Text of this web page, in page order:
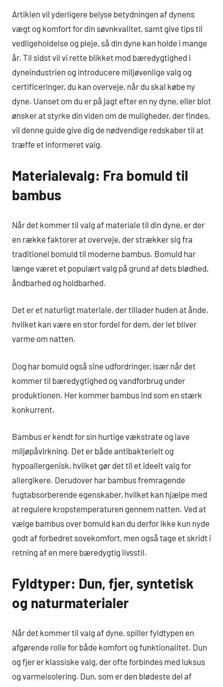
Artiklen vil yderligere belyse betydningen af dynens
vægt og komfort for din søvnkvalitet, samt give tips til
vedligeholdelse og pleje, så din dyne kan holde i mange
år. Til sidst vil vi rette blikket mod bæredygtighed i
dyneindustrien og introducere miljøvenlige valg og
certificeringer, du kan overveje, når du skal købe ny
dyne. Uanset om du er på jagt efter en ny dyne, eller blot
ønsker at styrke din viden om de muligheder, der findes,
vil denne guide give dig de nødvendige redskaber til at
træffe et informeret valg.
Materialevalg: Fra bomuld til
bambus
Når det kommer til valg af materiale til din dyne, er der
en række faktorer at overveje, der strækker sig fra
traditionel bomuld til moderne bambus. Bomuld har
længe været et populært valg på grund af dets blødhed,
åndbarhed og holdbarhed.
Det er et naturligt materiale, der tillader huden at ånde,
hvilket kan være en stor fordel for dem, der let bliver
varme om natten.
Dog har bomuld også sine udfordringer, især når det
kommer til bæredygtighed og vandforbrug under
produktionen. Her kommer bambus ind som en stærk
konkurrent.
Bambus er kendt for sin hurtige vækstrate og lave
miljøpåvirkning. Det er både antibakterielt og
hypoallergenisk, hvilket gør det til et ideelt valg for
allergikere. Derudover har bambus fremragende
fugtabsorberende egenskaber, hvilket kan hjælpe med
at regulere kropstemperaturen gennem natten. Ved at
vælge bambus over bomuld kan du derfor ikke kun nyde
godt af forbedret sovekomfort, men også tage et skridt i
retning af en mere bæredygtig livsstil.
Fyldtyper: Dun, fjer, syntetisk
og naturmaterialer
Når det kommer til valg af dyne, spiller fyldtypen en
afgørende rolle for både komfort og funktionalitet. Dun
og fjer er klassiske valg, der ofte forbindes med luksus
og varmeisolering. Dun, som er den blødeste del af